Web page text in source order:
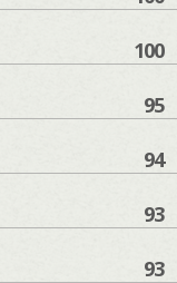
100
95
94
93
93